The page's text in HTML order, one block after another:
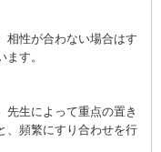
相性が合わない場合はす
す。
先生によって重点の置き
、頻繁にすり合わせを行